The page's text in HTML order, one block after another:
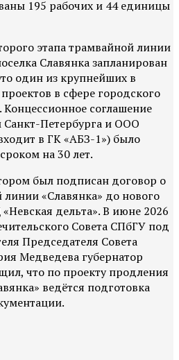
195 рабочих и 44 единицы
этапа трамвайной линии
Славянка запланирован
один из крупнейших в
в сфере городского
Концессионное соглашение
Петербурга и ООО
в ГК «АБЗ-1») было
на 30 лет.
был подписан договор о
«Славянка» до нового
дельта». В июне 2026
Совета СПбГУ под
Председателя Совета
Медведева губернатор
что по проекту продления
ведётся подготовка